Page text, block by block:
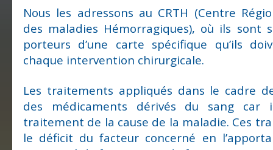
Nous les adressons au CRTH (Centre
des maladies Hémorragiques), où ils sont
porteurs d’une carte spécifique qu’ils
chaque intervention chirurgicale.
Les traitements appliqués dans le cadre
des médicaments dérivés du sang car
traitement de la cause de la maladie. Ces
le déficit du facteur concerné en